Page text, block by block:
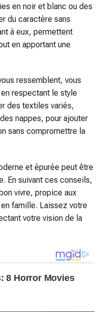
en noir et blanc ou des
du caractère sans
à eux, permettent
en apportant une
ressemblent, vous
respectant le style
des textiles variés,
nappes, pour ajouter
sans compromettre la
et épurée peut être
En suivant ces conseils,
vivre, propice aux
famille. Laissez votre
votre vision de la